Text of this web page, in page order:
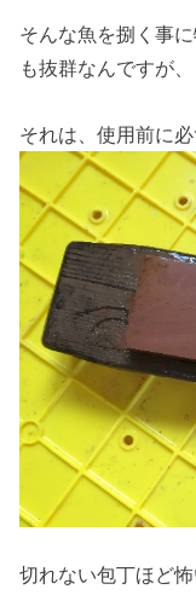
そんな魚を捌く事
も抜群なんですが、
それは、使用前に
切れない包丁ほど